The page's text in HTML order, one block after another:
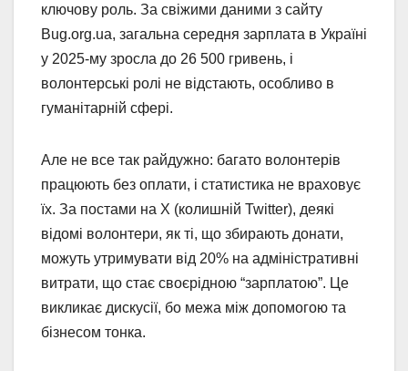
ключову роль. За свіжими даними з сайту
Bug.org.ua, загальна середня зарплата в Україні
у 2025-му зросла до 26 500 гривень, і
волонтерські ролі не відстають, особливо в
гуманітарній сфері.
Але не все так райдужно: багато волонтерів
працюють без оплати, і статистика не враховує
їх. За постами на X (колишній Twitter), деякі
відомі волонтери, як ті, що збирають донати,
можуть утримувати від 20% на адміністративні
витрати, що стає своєрідною “зарплатою”. Це
викликає дискусії, бо межа між допомогою та
бізнесом тонка.